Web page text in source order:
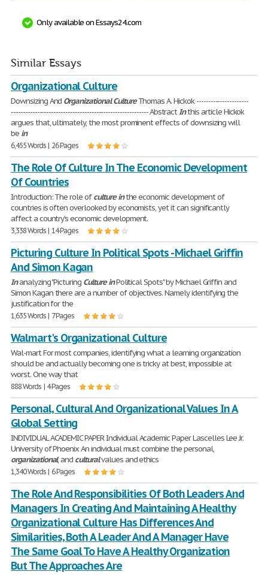
Only available on Essays24.com
Similar Essays
Organizational Culture
Downsizing And Organizational CultureThomas A. Hickok ----------------------
---------------------------------------------------------- AbstractInthis article Hickok
argues that, ultimately, the most prominent effects of downsizing will
be in
6,455 Words | 26 Pages
The Role Of Culture In The Economic Development
Of Countries
Introduction: The role ofculture inthe economic development of
countries is often overlooked by economists, yet it can significantly
affect a country's economic development.
3,338 Words | 14 Pages
Picturing Culture In Political Spots - Michael Griffin
And Simon Kagan
Inanalyzing "Picturing Culture inPolitical Spots" by Michael Griffin and
Simon Kagan there are a number of objectives. Namely identifying the
justification for the
1,635 Words | 7 Pages
Walmart's Organizational Culture
Wal-mart For most companies, identifying what a learning organization
should be and actually becoming one is tricky at best, impossible at
worst. One way that
888 Words | 4 Pages
Personal, Cultural And Organizational Values In A
Global Setting
INDIVIDUAL ACADEMIC PAPER Individual Academic Paper Lascelles Lee Jr.
University of Phoenix An individual must combine the personal,
organizational, and culturalvalues and ethics
1,340 Words | 6 Pages
The Role And Responsibilities Of Both Leaders And
Managers In Creating And Maintaining A Healthy
Organizational Culture Has Differences And
Similarities, Both A Leader And A Manager Have
The Same Goal To Have A Healthy Organization
But The Approaches Are